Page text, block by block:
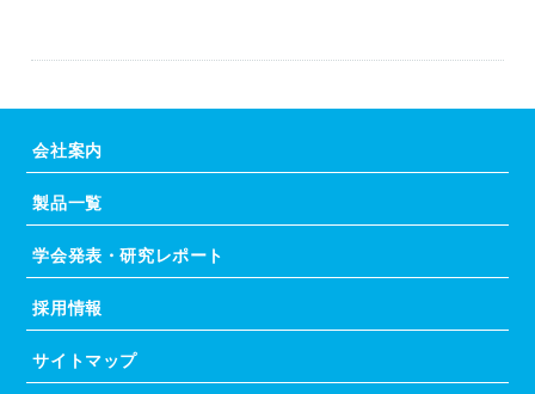
会社案内
製品一覧
学会発表・研究レポート
採用情報
サイトマップ